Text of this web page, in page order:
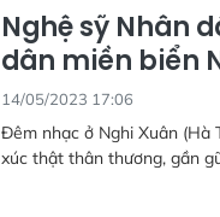
Nghệ sỹ Nhân
dân miền biển
14/05/2023 17:06
Đêm nhạc ở Nghi Xuân (Hà
xúc thật thân thương, gần